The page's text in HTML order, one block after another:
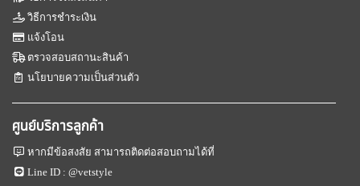
ใส่จริง ให้บวกเพิ่ม + 4-6 นิ้ว ทั้งนี้
ขึ้นกับ สรีระของผู้สวมใส่เอง
เนื่องจากเนื้อผ้าไม่ยืด ต้องเผื่อ
หลวม ให้สวมใส่ได้จริง เผื่อลุกนั่ง
กางเกงเป็นทรงเอว ยืด พร้อมสาย
วิธีการชำระเงิน
แจ้งโอน
ตรวจสอบสถานะสินค้า
นโยบายความเป็นส่วนตัว
ศูนย์บริการลูกค้า
หากมีข้อสงสัย สามารถติดต่อสอบถามได้ที่
Line ID :@vetstyle